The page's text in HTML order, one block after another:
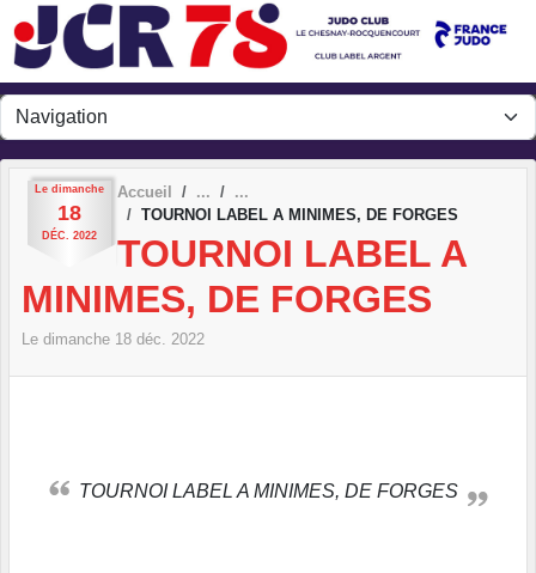
Le dimanche
18
DÉC. 2022
Accueil
TOURNOI LABEL A MINIMES, DE FORGES
TOURNOI LABEL A
MINIMES, DE FORGES
Le dimanche 18 déc. 2022
TOURNOI LABEL A MINIMES, DE FORGES
Panneau de gestion des cookies